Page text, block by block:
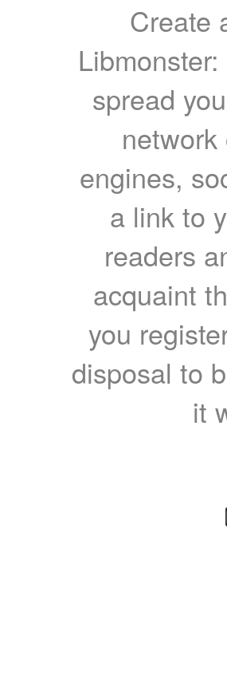
Create
spread
engines,
a link to
readers
acquaint
you
disposal to
it